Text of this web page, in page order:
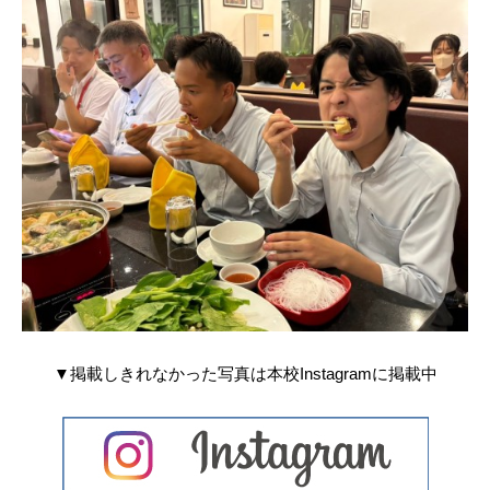
▼掲載しきれなかった写真は本校Instagramに掲載中